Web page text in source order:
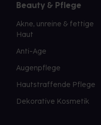
Beauty & Pflege
Akne, unreine & fettige
Haut
Anti-Age
Augenpflege
Hautstraffende Pflege
Dekorative Kosmetik